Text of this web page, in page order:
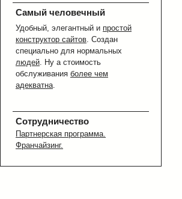
Самый человечный
Удобный, элегантный и простой
конструктор сайтов. Создан
специально для нормальных
людей. Ну а стоимость
обслуживания более чем
адекватна.
Сотрудничество
Партнерская программа.
Франчайзинг.